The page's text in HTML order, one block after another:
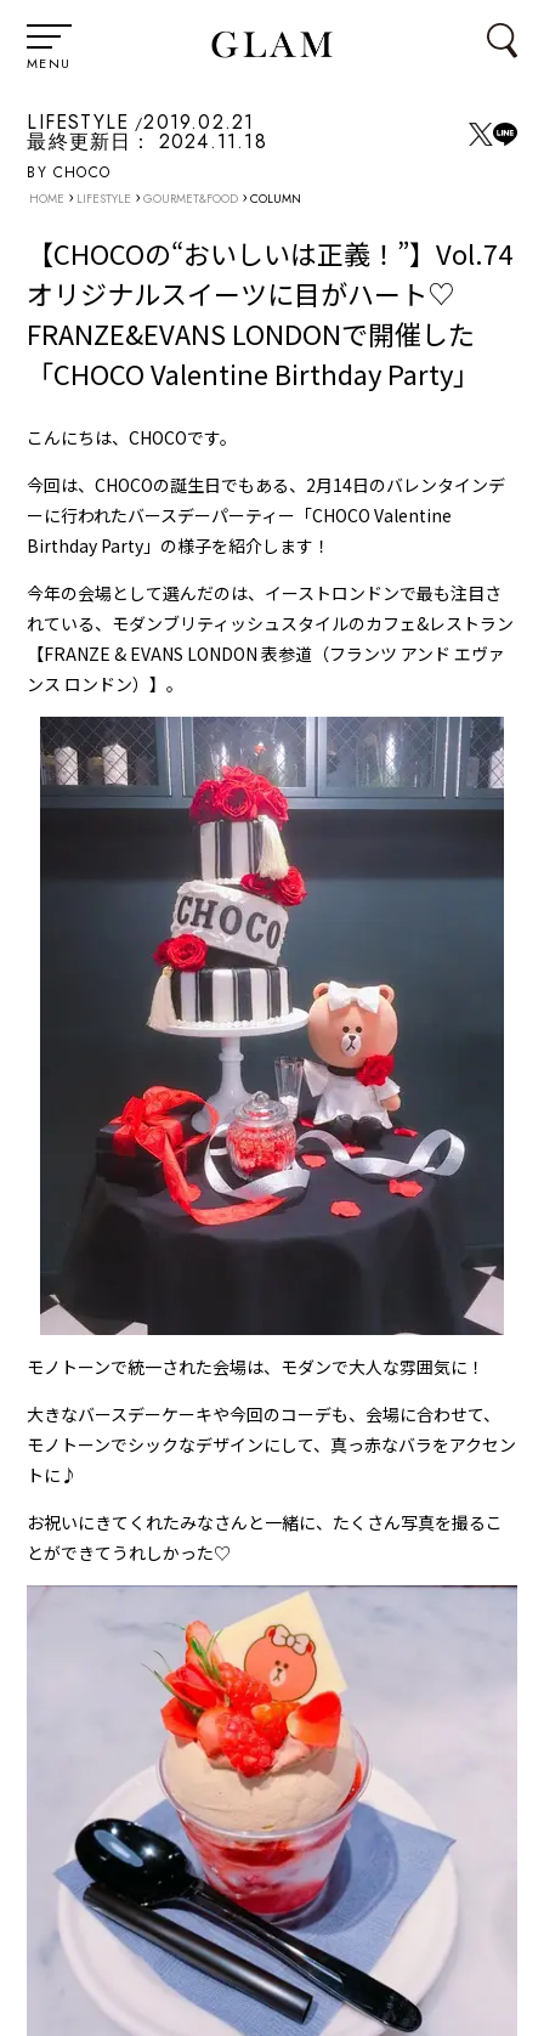
MENU
LIFESTYLE 2019.02.21
最終更新日： 2024.11.18
BY CHOCO
HOME › LIFESTYLE › GOURMET&FOOD › COLUMN
【CHOCOの“おいしいは正義！”】Vol.74
オリジナルスイーツに目がハート♡
FRANZE&EVANS LONDONで開催した
「CHOCO Valentine Birthday Party」
こんにちは、CHOCOです。
今回は、CHOCOの誕生日でもある、2月14日のバレンタインデ
ーに行われたバースデーパーティー「CHOCO Valentine
Birthday Party」の様子を紹介します！
今年の会場として選んだのは、イーストロンドンで最も注目さ
れている、モダンブリティッシュスタイルのカフェ&レストラン
【FRANZE & EVANS LONDON 表参道（フランツ アンド エヴァ
ンス ロンドン）】。
モノトーンで統一された会場は、モダンで大人な雰囲気に！
大きなバースデーケーキや今回のコーデも、会場に合わせて、
モノトーンでシックなデザインにして、真っ赤なバラをアクセン
トに♪
お祝いにきてくれたみなさんと一緒に、たくさん写真を撮るこ
とができてうれしかった♡